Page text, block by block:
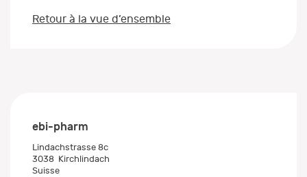
Retour à la vue d’ensemble
ebi-pharm
Lindachstrasse 8c
3038 Kirchlindach
Suisse